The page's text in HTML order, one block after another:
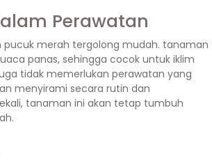
Perawatan
merah tergolong mudah. tanaman
panas, sehingga cocok untuk iklim
tidak memerlukan perawatan yang
menyirami secara rutin dan
tanaman ini akan tetap tumbuh